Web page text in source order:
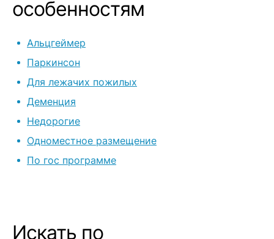
особенностям
Альцгеймер
Паркинсон
Для лежачих пожилых
Деменция
Недорогие
Одноместное размещение
По гос программе
Искать по